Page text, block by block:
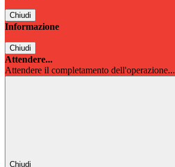
Chiudi
Informazione
Chiudi
Attendere...
Attendere il completamento dell'operazione...
Chiudi